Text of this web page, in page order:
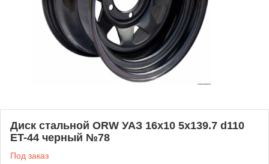
Диск стальной ORW УАЗ 16x10 5x139.7 d110
ET-44 черный №78
Под заказ